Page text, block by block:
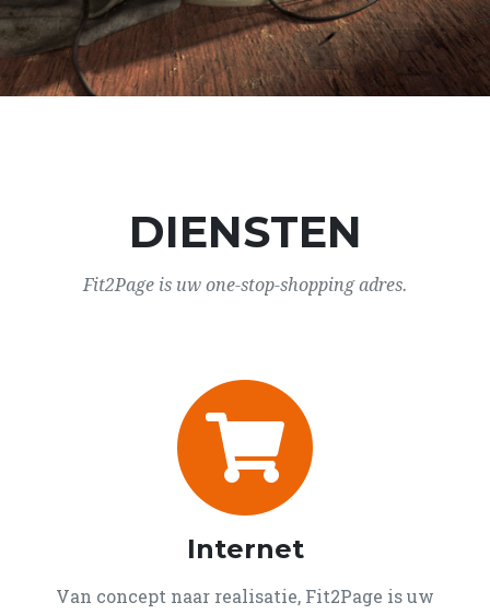
DIENSTEN
Fit2Page is uw one-stop-shopping adres.
Internet
Van concept naar realisatie, Fit2Page is uw